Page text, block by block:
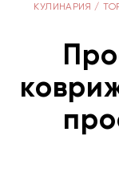
КУЛИНАРИЯ /